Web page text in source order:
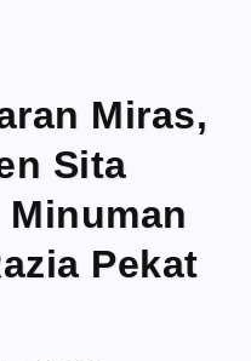
Miras,
Sita
Pekat